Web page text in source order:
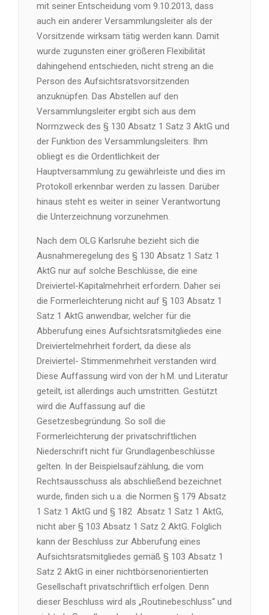
mit seiner Entscheidung vom 9.10.2013, dass
auch ein anderer Versammlungsleiter als der
Vorsitzende wirksam tätig werden kann. Damit
wurde zugunsten einer größeren Flexibilität
dahingehend entschieden, nicht streng an die
Person des Aufsichtsratsvorsitzenden
anzuknüpfen. Das Abstellen auf den
Versammlungsleiter ergibt sich aus dem
Normzweck des § 130 Absatz 1 Satz 3 AktG und
der Funktion des Versammlungsleiters. Ihm
obliegt es die Ordentlichkeit der
Hauptversammlung zu gewährleiste und dies im
Protokoll erkennbar werden zu lassen. Darüber
hinaus steht es weiter in seiner Verantwortung
die Unterzeichnung vorzunehmen.
Nach dem OLG Karlsruhe bezieht sich die
Ausnahmeregelung des § 130 Absatz 1 Satz 1
AktG nur auf solche Beschlüsse, die eine
Dreiviertel-Kapitalmehrheit erfordern. Daher sei
die Formerleichterung nicht auf § 103 Absatz 1
Satz 1 AktG anwendbar, welcher für die
Abberufung eines Aufsichtsratsmitgliedes eine
Dreiviertelmehrheit fordert, da diese als
Dreiviertel- Stimmenmehrheit verstanden wird.
Diese Auffassung wird von der h.M. und Literatur
geteilt, ist allerdings auch umstritten. Gestützt
wird die Auffassung auf die
Gesetzesbegründung. So soll die
Formerleichterung der privatschriftlichen
Niederschrift nicht für Grundlagenbeschlüsse
gelten. In der Beispielsaufzählung, die vom
Rechtsausschuss als abschließend bezeichnet
wurde, finden sich u.a. die Normen § 179 Absatz
1 Satz 1 AktG und § 182 Absatz 1 Satz 1 AktG,
nicht aber § 103 Absatz 1 Satz 2 AktG. Folglich
kann der Beschluss zur Abberufung eines
Aufsichtsratsmitgliedes gemäß § 103 Absatz 1
Satz 2 AktG in einer nichtbörsenorientierten
Gesellschaft privatschriftlich erfolgen. Denn
dieser Beschluss wird als „Routinebeschluss“ und